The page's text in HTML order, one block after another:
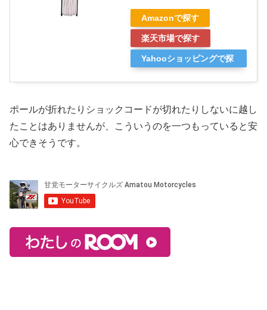
Amazonで探す
楽天市場で探す
Yahooショッピングで探
ポールが折れたりショックコードが切れたりしないに越し
たことはありませんが、こういうのを一つもっていると安
心できそうです。